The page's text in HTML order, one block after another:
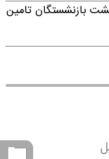
بازنشستگان تامین